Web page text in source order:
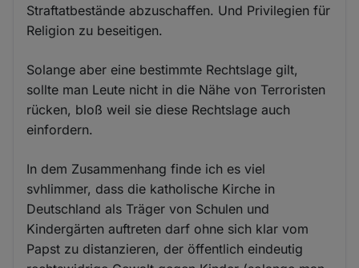
Straftatbestände abzuschaffen. Und Privilegien für
Religion zu beseitigen.
Solange aber eine bestimmte Rechtslage gilt,
sollte man Leute nicht in die Nähe von Terroristen
rücken, bloß weil sie diese Rechtslage auch
einfordern.
In dem Zusammenhang finde ich es viel
svhlimmer, dass die katholische Kirche in
Deutschland als Träger von Schulen und
Kindergärten auftreten darf ohne sich klar vom
Papst zu distanzieren, der öffentlich eindeutig